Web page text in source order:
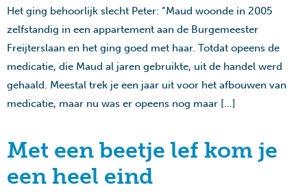
Het ging behoorlijk slecht Peter: “Maud woonde in 2005
zelfstandig in een appartement aan de Burgemeester
Freijterslaan en het ging goed met haar. Totdat opeens de
medicatie, die Maud al jaren gebruikte, uit de handel werd
gehaald. Meestal trek je een jaar uit voor het afbouwen van
medicatie, maar nu was er opeens nog maar […]
Met een beetje lef kom je
een heel eind